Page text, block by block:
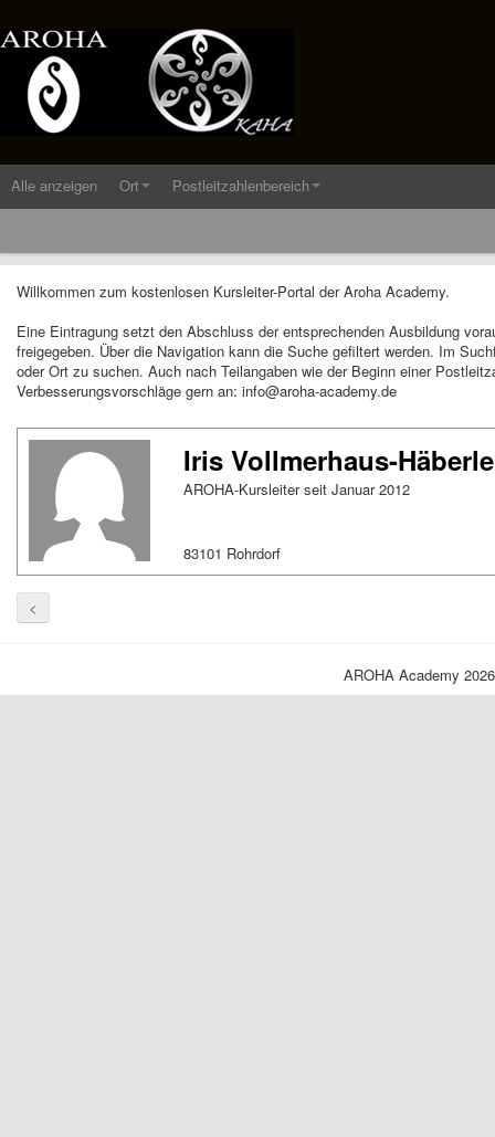
Alle anzeigen Ort Postleitzahlenbereich
Willkommen zum kostenlosen Kursleiter-Portal der Aroha Academy.
Eine Eintragung setzt den Abschluss der entsprechenden Ausbildung
freigegeben. Über die Navigation kann die Suche gefiltert werden. Im
oder Ort zu suchen. Auch nach Teilangaben wie der Beginn einer
Verbesserungsvorschläge gern an: info@aroha-academy.de
Iris Vollmerhaus-Häberle
AROHA-Kursleiter seit Januar 2012
83101 Rohrdorf
<
AROHA Academy